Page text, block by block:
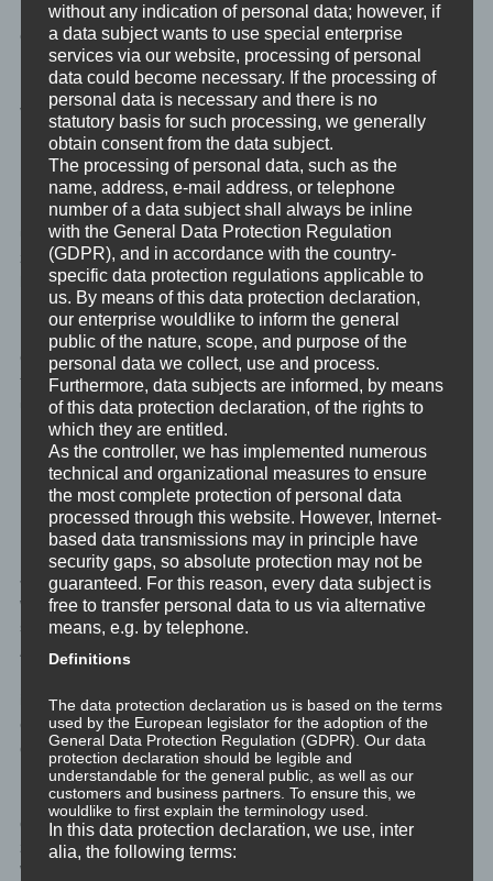
Emotionen, gute wie schlecht, ein sehr positives Ziel und damit
einen guten Grund zu existieren.
Nur dürfen Emotionen wieder abgebaut werden und derart
verschwinden, wenn ihr Zweck erfüllt ist und sie die nötige
Motivation gebracht haben.
Leider verarbeiten wir unsere Emotionen in unserer westlichen
Kultur nicht mehr. Und damit bleiben oft alte Emotionen in
unserer Neurologie und unserem Körper stecken und werden
zur unbewussten Dauerbelastung. Dabei haben sie dann schon
lange keinen Zweck mehr.
Um kompetent mit aktuellen Emotionen umgehen zu können, ist
es somit eine unerlässlich wichtige Sache, den alten
feststeckenden Emotionen Verständnis und Erfüllung zu bringen
und sie damit ein für alle Mal gehen zu lassen.
Das machen wir in einer meditativen Selbstreflexion in der wir je
Emotion den drei Schritten des Jnana Yoga folgen: Verstehen,
Reflektieren und Integrieren.
Dabei ist es wichtig, dass die Meditation für jeden Schritt des
Jnana Yoga an mehreren aufeinanderfolgenden Tagen gemacht
wird. Mittels eines Separators kannst du mehrere Emotionen am
selben Tag machen, aber bitte schenke dir die Disziplin den
Ablauf innerhalb einer Emotion penibel genau einzuhalten. Eine
innerhalb der aufeinanderfolgenden Tage jedoch nicht. Sei
ehrlich und diszipliniert mit dir selbst. Beginne gegebenenfalls
diese Aufgabe einfach erneut.
Mit diesen Meditationen arbeiten wir mit dem Unbewussten und
daran, dass bewusster und unbewusster Verstand näher
zusammenwachsen. Dabei laufen Prozesse, die sowohl
Wiederholung also auch eine gewisse konsequente Dauer
without any indication of personal data; however, if
a data subject wants to use special enterprise
services via our website, processing of personal
data could become necessary. If the processing of
personal data is necessary and there is no
statutory basis for such processing, we generally
obtain consent from the data subject.
The processing of personal data, such as the
name, address, e-mail address, or telephone
number of a data subject shall always be inline
with the General Data Protection Regulation
(GDPR), and in accordance with the country-
specific data protection regulations applicable to
us. By means of this data protection declaration,
our enterprise wouldlike to inform the general
public of the nature, scope, and purpose of the
personal data we collect, use and process.
Furthermore, data subjects are informed, by means
of this data protection declaration, of the rights to
which they are entitled.
As the controller, we has implemented numerous
technical and organizational measures to ensure
the most complete protection of personal data
processed through this website. However, Internet-
based data transmissions may in principle have
security gaps, so absolute protection may not be
guaranteed. For this reason, every data subject is
free to transfer personal data to us via alternative
means, e.g. by telephone.
Definitions
The data protection declaration us is based on the terms
used by the European legislator for the adoption of the
General Data Protection Regulation (GDPR). Our data
protection declaration should be legible and
understandable for the general public, as well as our
customers and business partners. To ensure this, we
wouldlike to first explain the terminology used.
In this data protection declaration, we use, inter
alia, the following terms: